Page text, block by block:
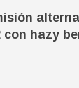
de por
Aquí os
con hazy